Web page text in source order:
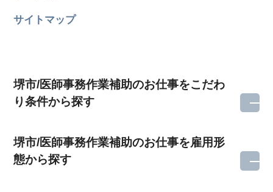
サイトマップ
堺市/医師事務作業補助のお仕事をこだわ
り条件から探す
堺市/医師事務作業補助のお仕事を雇用形
態から探す